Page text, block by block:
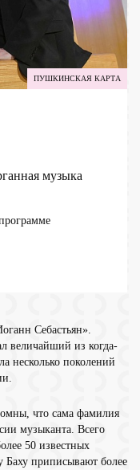
ПУШКИНСКАЯ КАРТА
музыка
Себастьян».
величайший из когда-
несколько поколений
что сама фамилия
музыканта. Всего
50 известных
Баху приписывают более